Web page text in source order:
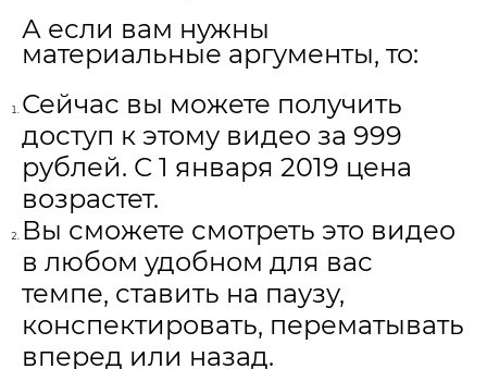
А если вам нужны
материальные аргументы, то:
Сейчас вы можете получить
доступ к этому видео за 999
рублей. С 1 января 2019 цена
возрастет.
Вы сможете смотреть это видео
в любом удобном для вас
темпе, ставить на паузу,
конспектировать, перематывать
вперед или назад.